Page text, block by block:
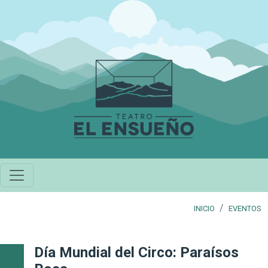
Pasar al contenido principal
INICIO EVENTOS
Día Mundial del Circo: Paraísos